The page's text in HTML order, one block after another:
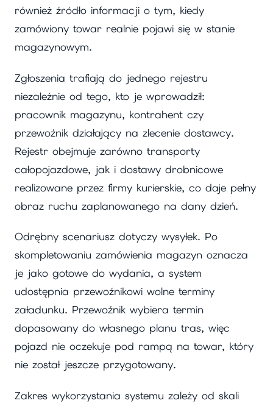
również źródło informacji o tym, kiedy
zamówiony towar realnie pojawi się w stanie
magazynowym.
Zgłoszenia trafiają do jednego rejestru
niezależnie od tego, kto je wprowadził:
pracownik magazynu, kontrahent czy
przewoźnik działający na zlecenie dostawcy.
Rejestr obejmuje zarówno transporty
całopojazdowe, jak i dostawy drobnicowe
realizowane przez firmy kurierskie, co daje pełny
obraz ruchu zaplanowanego na dany dzień.
Odrębny scenariusz dotyczy wysyłek. Po
skompletowaniu zamówienia magazyn oznacza
je jako gotowe do wydania, a system
udostępnia przewoźnikowi wolne terminy
załadunku. Przewoźnik wybiera termin
dopasowany do własnego planu tras, więc
pojazd nie oczekuje pod rampą na towar, który
nie został jeszcze przygotowany.
Zakres wykorzystania systemu zależy od skali